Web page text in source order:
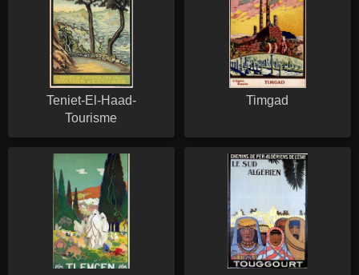
Teniet-El-Haad-
Tourisme
Timgad